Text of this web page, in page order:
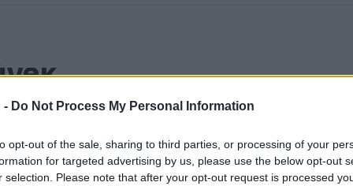
- Do Not Process My Personal Information
opt-out of the sale, sharing to third parties, or processing of your
for targeted advertising by us, please use the below opt-out
selection. Please note that after your opt-out request is processed
birtokába Mikes KelemenLevelek Törökországból
című
őrzött. Úgy tudni, a könyvet a tűz elől menekítették ki, így
viszont azzal kereste meg a helyi Lions Klubot, hogy
Péter, a Lions Clubok Magyarországi Szövetségének